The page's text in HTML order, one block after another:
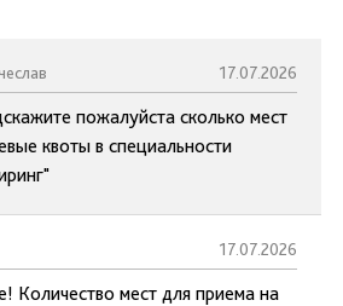
17.07.2026
пожалуйста сколько мест
квоты в специальности
17.07.2026
Количество мест для приема на